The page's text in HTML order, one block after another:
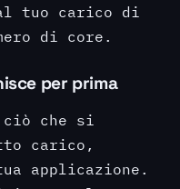
tuo carico di
di core.
per prima
ciò che si
carico,
applicazione.